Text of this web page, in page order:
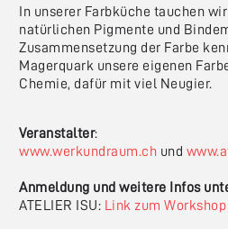
In unserer Farbküche tauchen
natürlichen Pigmente und
Zusammensetzung der Farbe
Magerquark unsere eigenen
Chemie, dafür mit viel Neugier.
Veranstalter:
www.werkundraum.ch und
Anmeldung und weitere Infos
ATELIER ISU:
Link zum Workshop